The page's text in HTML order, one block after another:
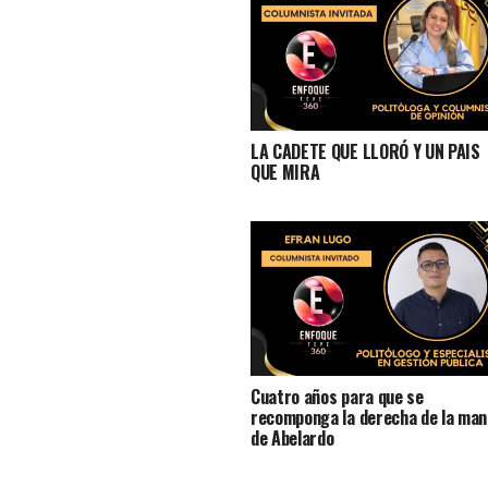
LA CADETE QUE LLORÓ Y UN PAIS
QUE MIRA
Cuatro años para que se
recomponga la derecha de la
de Abelardo